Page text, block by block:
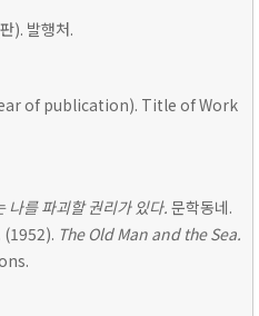
). 발행처.
of publication). Title of Work
나를 파괴할 권리가 있다. 문학동네.
The Old Man and the Sea.